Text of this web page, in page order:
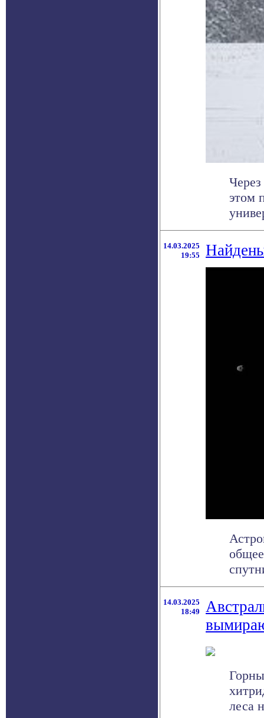
этом
14.03.2025
19:55
14.03.2025
18:49
леса